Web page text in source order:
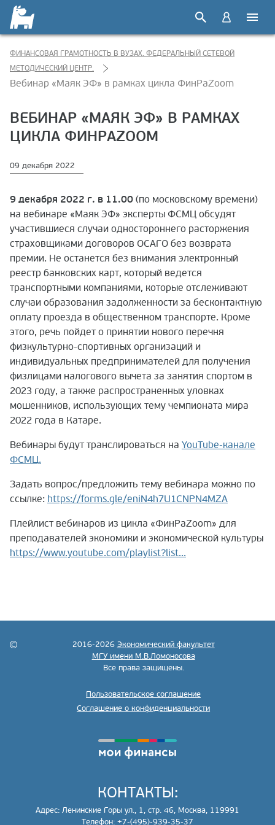
ФИНАНСОВАЯ ГРАМОТНОСТЬ В ВУЗАХ. ФЕДЕРАЛЬНЫЙ СЕТЕВОЙ
МЕТОДИЧЕСКИЙ ЦЕНТР.
Вебинар «Маяк ЭФ» в рамках цикла ФинРаZoom
ВЕБИНАР «МАЯК ЭФ» В РАМКАХ
ЦИКЛА ФИНРАZOOM
09 декабря 2022
9 декабря 2022 г. в 11.00 (по московскому времени)
на вебинаре «Маяк ЭФ» эксперты ФСМЦ обсудят
участившиеся случаи одностороннего расторжения
страховщиками договоров ОСАГО без возврата
премии. Не останется без внимания электронный
реестр банковских карт, который ведется
транспортными компаниями, которые отслеживают
случаи образования задолженности за бесконтактную
оплату проезда в общественном транспорте. Кроме
этого, речь пойдет о принятии нового перечня
физкультурно-спортивных организаций и
индивидуальных предпринимателей для получения
физлицами налогового вычета за занятия спортом в
2023 году, а также распространенных уловках
мошенников, использующих тему чемпионата мира
2022 года в Катаре.
Вебинары будут транслироваться на YouTube-канале
ФСМЦ.
Задать вопрос/предложить тему вебинара можно по
ссылке: https://forms.gle/eniN4h7U1CNPN4MZA
Плейлист вебинаров из цикла «ФинРаZoom» для
преподавателей экономики и экономической культуры
https://www.youtube.com/playlist?list...
2016-2026 Экономический факультет
МГУ имени М.В.Ломоносова
Все права защищены.
Пользовательское соглашение
Соглашение о конфиденциальности
КОНТАКТЫ:
Адрес: Ленинские Горы ул., 1, стр. 46, Москва, 119991
Телефон: +7-(495)-939-35-37